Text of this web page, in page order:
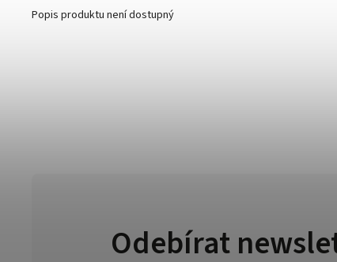
Popis produktu není dostupný
Odebírat